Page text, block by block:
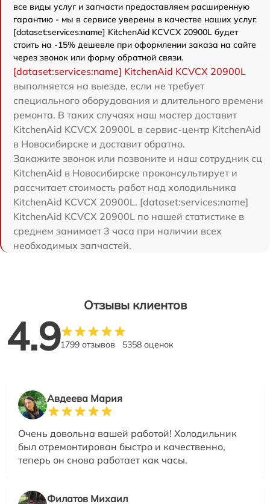
все виды услуг и запчасти предоставляем расширенную
гарантию - мы в сервисе уверены в качестве наших услуг.
[dataset:services:name] KitchenAid KCVCX 20900L будет
стоить на -15% дешевле при оформлении заказа на сайте
через звонок или форму обратной связи.
[dataset:services:name] KitchenAid KCVCX 20900L
выполняется на выезде, если не требует
специального оборудования и длительного времени
ремонта. В таких случаях наш мастер доставит
KitchenAid KCVCX 20900L в сервис-центр KitchenAid
в Новосибирске и доставит обратно.
Закажите звонок или позвоните и наш сотрудник сц
KitchenAid в Новосибирске проконсультирует и
рассчитает стоимость работ над холодильника
KitchenAid KCVCX 20900L. [dataset:services:name]
KitchenAid KCVCX 20900L по нашей статистике в
среднем занимает 3 часа при наличии всех
необходимых запчастей.
Отзывы клиентов
4.91799 отзывов 5358 оценок
Авдеева Мария
Очень довольна вашей работой! Холодильник
был отремонтирован быстро и качественно,
теперь он снова работает как часы.
Филатов Михаил